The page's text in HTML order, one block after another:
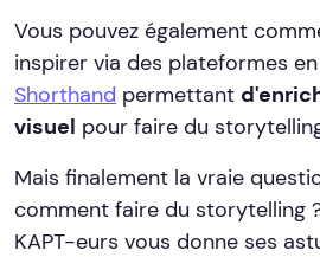
Vous pouvez également
inspirer via des plateformes
Shorthand permettant
visuel pour faire du
Mais finalement la vraie
comment faire du storytelling
KAPT-eurs vous donne ses